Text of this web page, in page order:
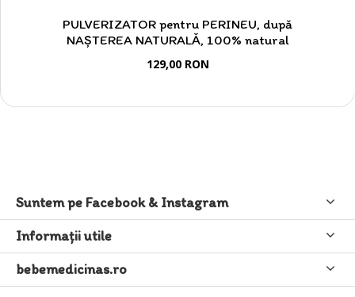
PULVERIZATOR pentru PERINEU, după
NAȘTEREA NATURALĂ, 100% natural
129,00 RON
Suntem pe Facebook & Instagram
Informaţii utile
bebemedicinas.ro